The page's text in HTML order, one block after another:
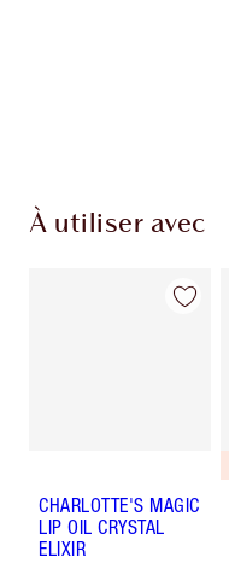
À utiliser avec
CHARLOTTE'S MAGIC
LIP OIL CRYSTAL
ELIXIR